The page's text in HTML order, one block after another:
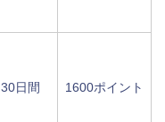
30日間 1600ポイント